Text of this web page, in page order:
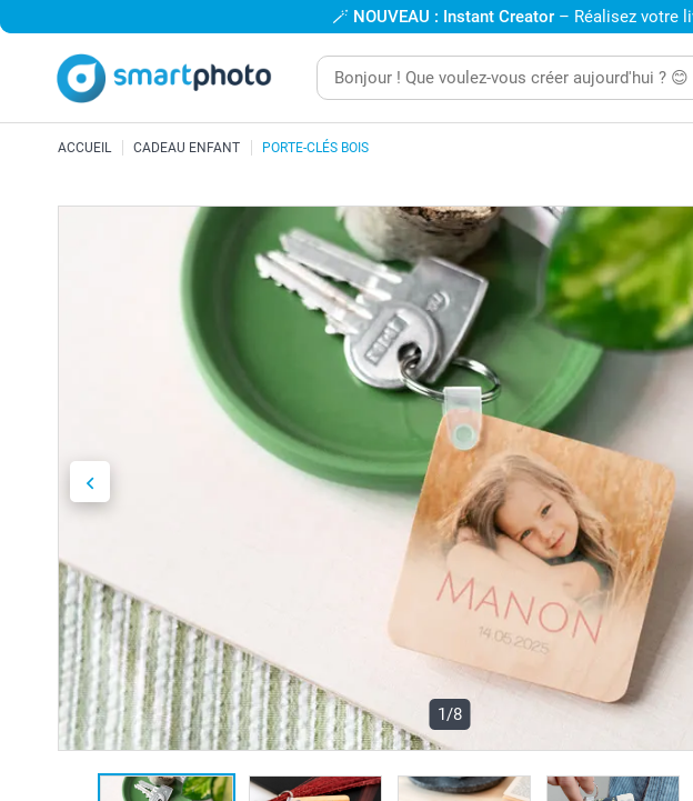
🪄 NOUVEAU : Instant Creator – Réalisez votre
ACCUEIL CADEAU ENFANT PORTE-CLÉS BOIS
1/8